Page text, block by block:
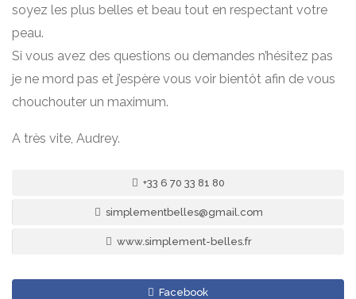
soyez les plus belles et beau tout en respectant votre
peau.
Si vous avez des questions ou demandes n’hésitez pas
je ne mord pas et j’espère vous voir bientôt afin de vous
chouchouter un maximum.
A très vite, Audrey.
+33 6 70 33 81 80
simplementbelles@gmail.com
www.simplement-belles.fr
Facebook